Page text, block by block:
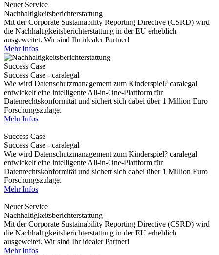
Neuer Service
Nachhaltigkeitsberichterstattung
Mit der Corporate Sustainability Reporting Directive (CSRD) wird
die Nachhaltigkeitsberichterstattung in der EU erheblich
ausgeweitet. Wir sind Ihr idealer Partner!
Mehr Infos
Success Case
Success Case - caralegal
Wie wird Datenschutzmanagement zum Kinderspiel? caralegal
entwickelt eine intelligente All-in-One-Plattform für
Datenrechtskonformität und sichert sich dabei über 1 Million Euro
Forschungszulage.
Mehr Infos
Success Case
Success Case - caralegal
Wie wird Datenschutzmanagement zum Kinderspiel? caralegal
entwickelt eine intelligente All-in-One-Plattform für
Datenrechtskonformität und sichert sich dabei über 1 Million Euro
Forschungszulage.
Mehr Infos
Neuer Service
Nachhaltigkeitsberichterstattung
Mit der Corporate Sustainability Reporting Directive (CSRD) wird
die Nachhaltigkeitsberichterstattung in der EU erheblich
ausgeweitet. Wir sind Ihr idealer Partner!
Mehr Infos